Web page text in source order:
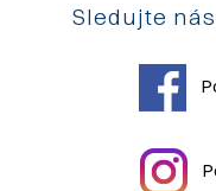
Sledujte